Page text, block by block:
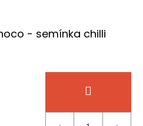
- semínka chilli